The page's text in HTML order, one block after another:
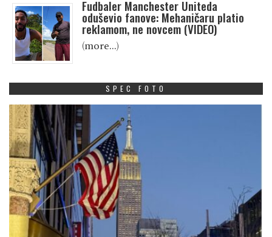
Fudbaler Manchester Uniteda
oduševio fanove: Mehaničaru platio
reklamom, ne novcem (VIDEO)
(more…)
SPEC FOTO